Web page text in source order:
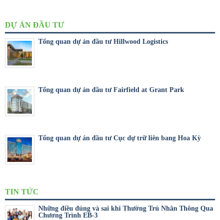
DỰ ÁN ĐẦU TƯ
Tổng quan dự án đầu tư Hillwood Logistics
Tổng quan dự án đầu tư Fairfield at Grant Park
Tổng quan dự án đầu tư Cục dự trữ liên bang Hoa Kỳ
TIN TỨC
Những điều đúng và sai khi Thường Trú Nhân Thông Qua
Chương Trình EB-3